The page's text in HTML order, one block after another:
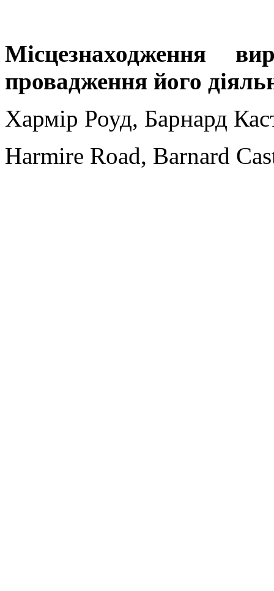
Місцезнаходження
провадження його
Хармір Роуд, Барнард
Harmire Road, Barnard